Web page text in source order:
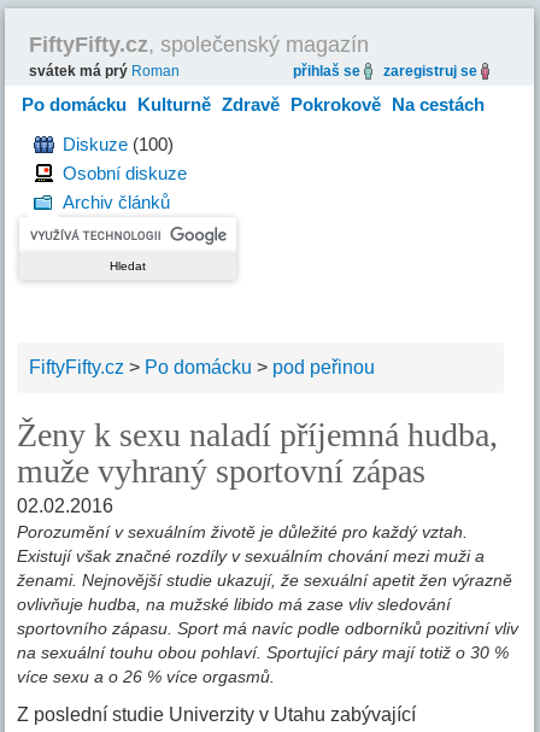
FiftyFifty.cz, společenský magazín
svátek má prý Roman přihlaš se zaregistruj se
Po domácku Kulturně Zdravě Pokrokově Na cestách
HravěDiskuze (100)
Osobní diskuze
Archiv článků
FiftyFifty.cz > Po domácku > pod peřinou
Ženy k sexu naladí příjemná hudba,
muže vyhraný sportovní zápas
02.02.2016
Porozumění v sexuálním životě je důležité pro každý vztah.
Existují však značné rozdíly v sexuálním chování mezi muži a
ženami. Nejnovější studie ukazují, že sexuální apetit žen výrazně
ovlivňuje hudba, na mužské libido má zase vliv sledování
sportovního zápasu. Sport má navíc podle odborníků pozitivní vliv
na sexuální touhu obou pohlaví. Sportující páry mají totiž o 30 %
více sexu a o 26 % více orgasmů.
Z poslední studie Univerzity v Utahu zabývající